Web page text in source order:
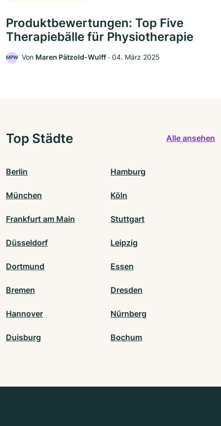
Produktbewertungen: Top Five
Therapiebälle für Physiotherapie
MPW Von Maren Pätzold-Wulff ‧ 04. März 2025
Top Städte Alle ansehen
Berlin Hamburg
München Köln
Frankfurt am Main Stuttgart
Düsseldorf Leipzig
Dortmund Essen
Bremen Dresden
Hannover Nürnberg
Duisburg Bochum